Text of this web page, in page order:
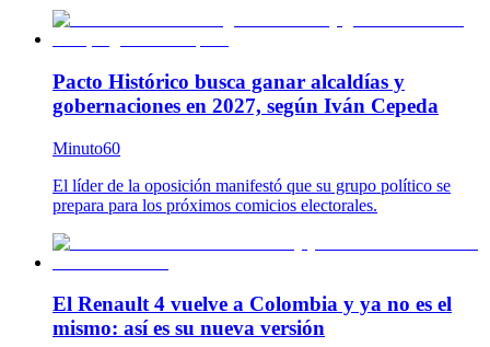
Pacto Histórico busca ganar alcaldías y
gobernaciones en 2027, según Iván Cepeda
Minuto60
El líder de la oposición manifestó que su grupo político se
prepara para los próximos comicios electorales.
El Renault 4 vuelve a Colombia y ya no es el
mismo: así es su nueva versión